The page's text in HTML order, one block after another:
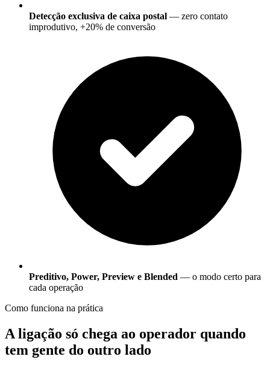
Detecção exclusiva de caixa postal — zero contato
improdutivo, +20% de conversão
Preditivo, Power, Preview e Blended — o modo certo para
cada operação
Como funciona na prática
A ligação só chega ao operador quando
tem gente do outro lado